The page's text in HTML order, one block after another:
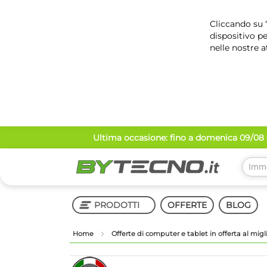
Cliccando su
dispositivo
nelle nostre
contenuto
Ultima occasione: fino a domenica 09/
PRODOTTI
Shop in Shop
OFFERTE BLOG
Home Offerte di computer e tablet in offerta al
Vai
Vai